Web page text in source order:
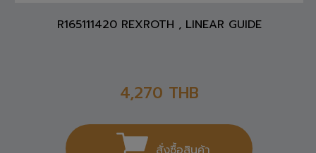
4,270 THB
สั่งซื้อสินค้า